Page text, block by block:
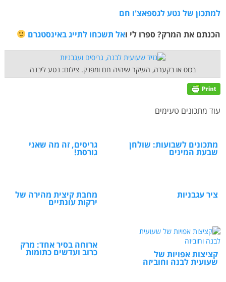
למתכון של נטע לגספאצ'ו חם
הכנתם את המרק? ספרו לי ואל תשכחו לתייג באינסטגרם
בכוס או בקערה, העיקר שיהיה חם ומפנק. צילום: נטע ליבנה
עוד מתכונים טעימים
מתכונים לשבועות: שולחן
שבעת המינים
גריסים, זה מה שאני
גורסת!
ציר עגבניות מחבת קיצית מהירה של
ירקות עונתיים
קציצות אפויות של
שעועית לבנה וחוביזה
ארוחה בסיר אחד: מרק
כרוב ועדשים כתומות